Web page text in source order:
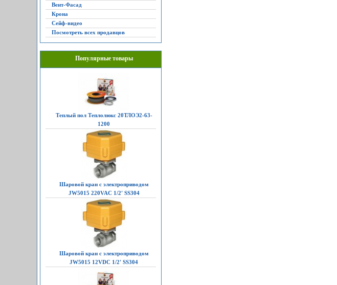
Вент-Фасад
Крона
Сейф-видео
Посмотреть всех продавцов
Популярные товары
Теплый пол Теплолюкс 20ТЛОЭ2-63-
1200
Шаровой кран с электроприводом
JW5015 220VAC 1/2' SS304
Шаровой кран с электроприводом
JW5015 12VDC 1/2' SS304